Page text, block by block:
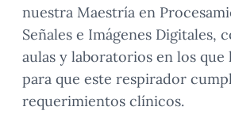
nuestra Maestría en
Señales e Imágenes Digitales,
aulas y laboratorios en los que
para que este respirador
requerimientos clínicos.